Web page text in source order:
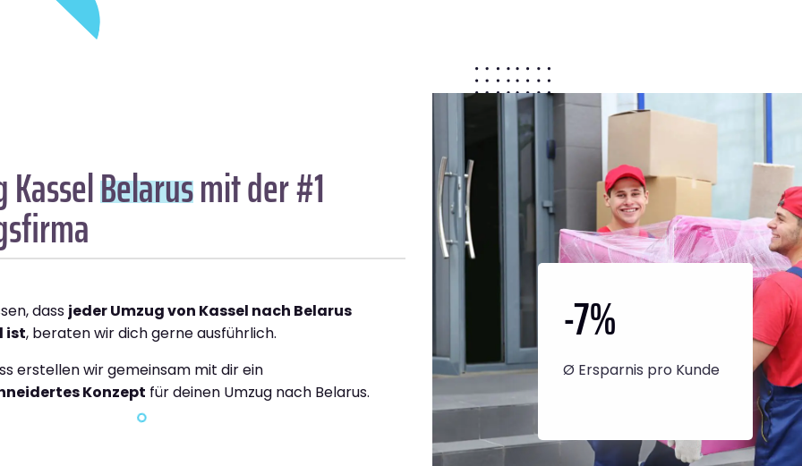
Belarusmit der #1
dass jeder Umzug von Kassel nach Belarus
ist, beraten wir dich gerne ausführlich.
erstellen wir gemeinsam mit dir ein
Konzept für deinen Umzug nach Belarus.
-7%
Ø Ersparnis pro Kunde